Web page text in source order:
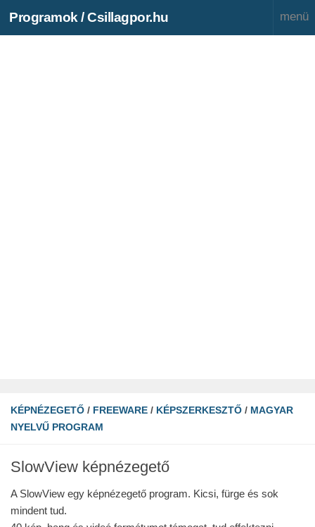
Programok / Csillagpor.hu
KÉPNÉZEGETŐ / FREEWARE / KÉPSZERKESZTŐ / MAGYAR
NYELVŰ PROGRAM
SlowView képnézegető
A SlowView egy képnézegető program. Kicsi, fürge és sok
mindent tud.